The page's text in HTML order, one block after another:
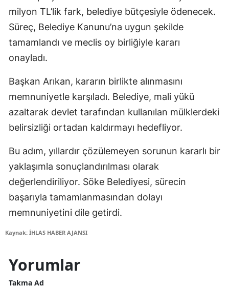
milyon TL’lik fark, belediye bütçesiyle ödenecek.
Süreç, Belediye Kanunu’na uygun şekilde
tamamlandı ve meclis oy birliğiyle kararı
onayladı.
Başkan Arıkan, kararın birlikte alınmasını
memnuniyetle karşıladı. Belediye, mali yükü
azaltarak devlet tarafından kullanılan mülklerdeki
belirsizliği ortadan kaldırmayı hedefliyor.
Bu adım, yıllardır çözülemeyen sorunun kararlı bir
yaklaşımla sonuçlandırılması olarak
değerlendiriliyor. Söke Belediyesi, sürecin
başarıyla tamamlanmasından dolayı
memnuniyetini dile getirdi.
Kaynak: İHLAS HABER AJANSI
Yorumlar
Takma Ad